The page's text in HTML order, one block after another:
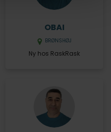
OBAI
BRØNSHØJ
Ny hos RaskRask